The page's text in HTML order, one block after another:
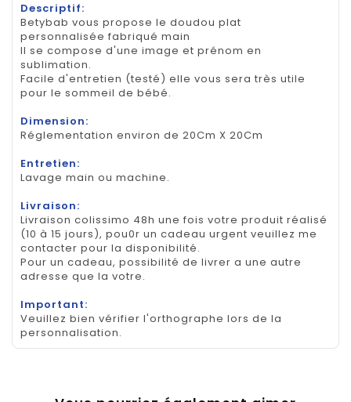
Descriptif:
Betybab vous propose le doudou plat
personnalisée fabriqué main
Il se compose d'une image et prénom en
sublimation.
Facile d'entretien (testé) elle vous sera très utile
pour le sommeil de bébé.
Dimension:
Réglementation environ de 20Cm X 20Cm
Entretien:
Lavage main ou machine.
Livraison:
Livraison colissimo 48h une fois votre produit réalisé
(10 à 15 jours), pou0r un cadeau urgent veuillez me
contacter pour la disponibilité.
Pour un cadeau, possibilité de livrer a une autre
adresse que la votre.
Important:
Veuillez bien vérifier l'orthographe lors de la
personnalisation.